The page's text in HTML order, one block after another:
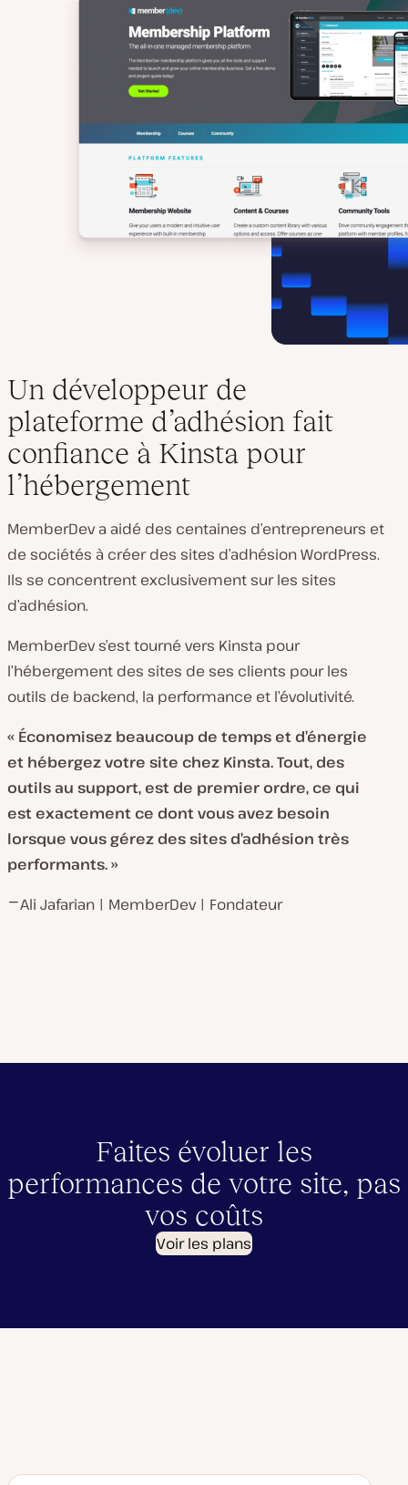
Un développeur de
plateforme d’adhésion fait
confiance à Kinsta pour
l’hébergement
MemberDev a aidé des centaines d’entrepreneurs et
de sociétés à créer des sites d’adhésion WordPress.
Ils se concentrent exclusivement sur les sites
d’adhésion.
MemberDev s’est tourné vers Kinsta pour
l’hébergement des sites de ses clients pour les
outils de backend, la performance et l’évolutivité.
« Économisez beaucoup de temps et d’énergie
et hébergez votre site chez Kinsta. Tout, des
outils au support, est de premier ordre, ce qui
est exactement ce dont vous avez besoin
lorsque vous gérez des sites d’adhésion très
performants. »
⎻ Ali Jafarian | MemberDev | Fondateur
Faites évoluer les
performances de votre site, pas
vos coûts
Voir les plans